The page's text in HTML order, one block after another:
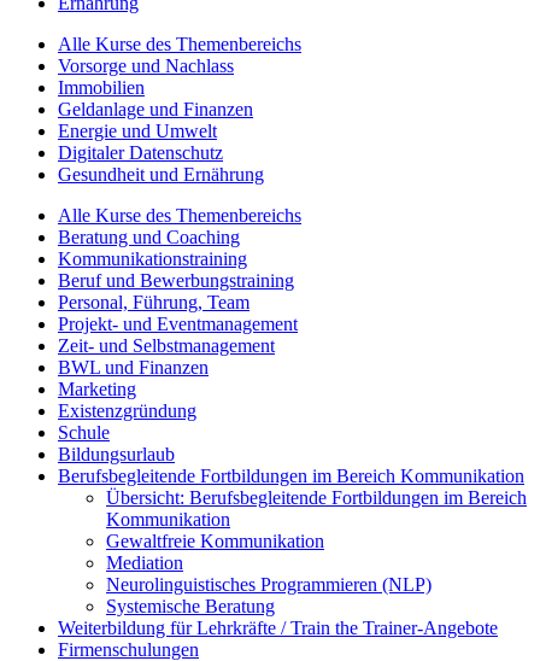
Alle Kurse des Themenbereichs
Vorsorge und Nachlass
Immobilien
Geldanlage und Finanzen
Energie und Umwelt
Digitaler Datenschutz
Gesundheit und Ernährung
Alle Kurse des Themenbereichs
Beratung und Coaching
Kommunikationstraining
Beruf und Bewerbungstraining
Personal, Führung, Team
Projekt- und Eventmanagement
Zeit- und Selbstmanagement
BWL und Finanzen
Marketing
Existenzgründung
Schule
Bildungsurlaub
Berufsbegleitende Fortbildungen im Bereich Kommunikation
Übersicht: Berufsbegleitende Fortbildungen im Bereich
Kommunikation
Gewaltfreie Kommunikation
Mediation
Neurolinguistisches Programmieren (NLP)
Systemische Beratung
Weiterbildung für Lehrkräfte / Train the Trainer-Angebote
Firmenschulungen